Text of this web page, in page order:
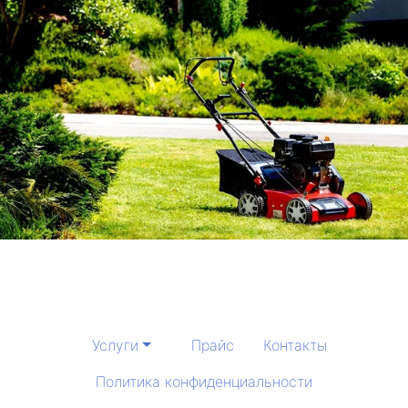
Услуги Прайс
Контакты
Политика конфиденциальности